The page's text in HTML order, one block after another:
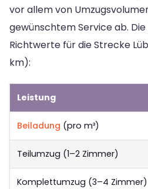
vor allem von
gewünschtem Service ab.
Richtwerte für die Strecke
km):
Leistung
Beiladung (pro m³)
Teilumzug (1–2 Zimmer)
Komplettumzug (3–4 Zimmer)